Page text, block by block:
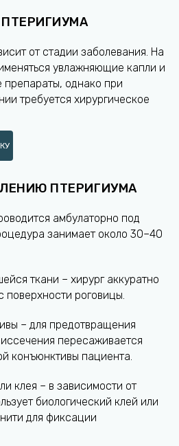
от стадии заболевания. На
увлажняющие капли и
препараты, однако при
требуется хирургическое
ПТЕРИГИУМА
амбулаторно под
занимает около 30–40
ткани – хирург аккуратно
поверхности роговицы.
– для предотвращения
пересаживается
конъюнктивы пациента.
клея – в зависимости от
биологический клей или
для фиксации